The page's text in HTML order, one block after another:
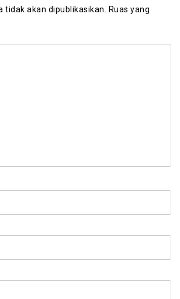
tidak akan dipublikasikan.
Ruas yang